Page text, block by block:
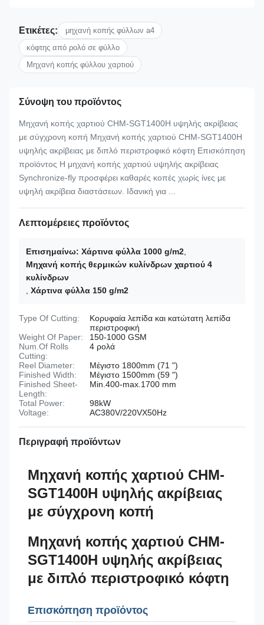
Ετικέτες:
μηχανή κοπής φύλλων a4
κόφτης από ρολό σε φύλλο
Μηχανή κοπής φύλλου χαρτιού
Σύνοψη του προϊόντος
Μηχανή κοπής χαρτιού CHM-SGT1400H υψηλής ακρίβειας
με σύγχρονη κοπή Μηχανή κοπής χαρτιού CHM-SGT1400H
υψηλής ακρίβειας με διπλό περιστροφικό κόφτη Επισκόπηση
προϊόντος Η μηχανή κοπής χαρτιού υψηλής ακρίβειας
Synchronize-fly προσφέρει καθαρές κοπές χωρίς ίνες με
υψηλή ακρίβεια διαστάσεων. Ιδανική για ...
Λεπτομέρειες προϊόντος
Επισημαίνω: Χάρτινα φύλλα 1000 g/m2
Μηχανή κοπής θερμικών κυλίνδρων χαρτιού 4
κυλίνδρων
Χάρτινα φύλλα 150 g/m2
Type Of Cutting:
Κορυφαία λεπίδα και κατώτατη λεπίδα
περιστροφική
Weight Of Paper:
150-1000 GSM
Num.Of Rolls
Cutting:
4 ρολά
Reel Diameter:
Μέγιστο 1800mm (71 ")
Finished Width:
Μέγιστο 1500mm (59 ")
Finished Sheet-
Length:
Min.400-max.1700 mm
Total Power:
98kW
Voltage:
AC380V/220VX50Hz
Περιγραφή προϊόντων
Μηχανή κοπής χαρτιού CHM-
SGT1400H υψηλής ακρίβειας
με σύγχρονη κοπή
Μηχανή κοπής χαρτιού CHM-
SGT1400H υψηλής ακρίβειας
με διπλό περιστροφικό κόφτη
Επισκόπηση προϊόντος